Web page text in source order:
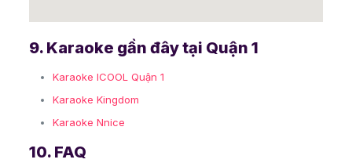
9. Karaoke gần đây tại Quận 1
Karaoke ICOOL Quận 1
Karaoke Kingdom
Karaoke Nnice
10. FAQ